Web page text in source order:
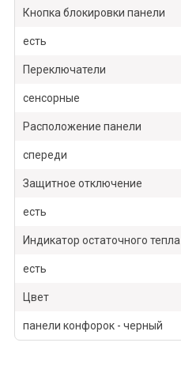
Кнопка блокировки панели
есть
Переключатели
сенсорные
Расположение панели
спереди
Защитное отключение
есть
Индикатор остаточного тепла
есть
Цвет
панели конфорок - черный